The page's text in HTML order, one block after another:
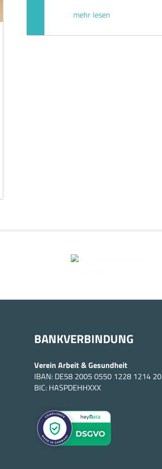
BANKVERBINDUNG
Verein Arbeit & Gesundheit
IBAN: DE58 2005 0550 1228 1214 20
BIC: HASPDEHHXXX